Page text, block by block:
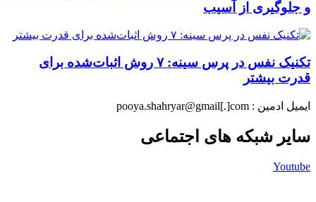
و جلوگیری از آسیب
تکنیک نفس در پرس سینه: ۷ روش اثبات‌شده برای
قدرت بیشتر
ایمیل ادمین : pooya.shahryar@gmail[.]com
سایر شبکه های اجتماعی
Youtube